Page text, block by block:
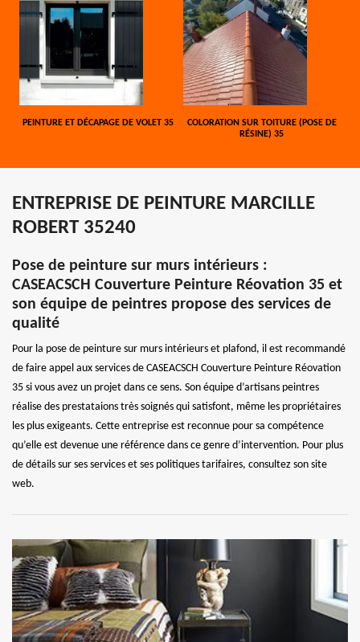
PEINTURE ET DÉCAPAGE DE VOLET 35
COLORATION SUR TOITURE (POSE DE
RÉSINE) 35
ENTREPRISE DE PEINTURE MARCILLE
ROBERT 35240
Pose de peinture sur murs intérieurs :
CASEACSCH Couverture Peinture Réovation 35 et
son équipe de peintres propose des services de
qualité
Pour la pose de peinture sur murs intérieurs et plafond, il est recommandé
de faire appel aux services de CASEACSCH Couverture Peinture Réovation
35 si vous avez un projet dans ce sens. Son équipe d’artisans peintres
réalise des prestataions très soignés qui satisfont, même les propriétaires
les plus exigeants. Cette entreprise est reconnue pour sa compétence
qu’elle est devenue une référence dans ce genre d’intervention. Pour plus
de détails sur ses services et ses politiques tarifaires, consultez son site
web.